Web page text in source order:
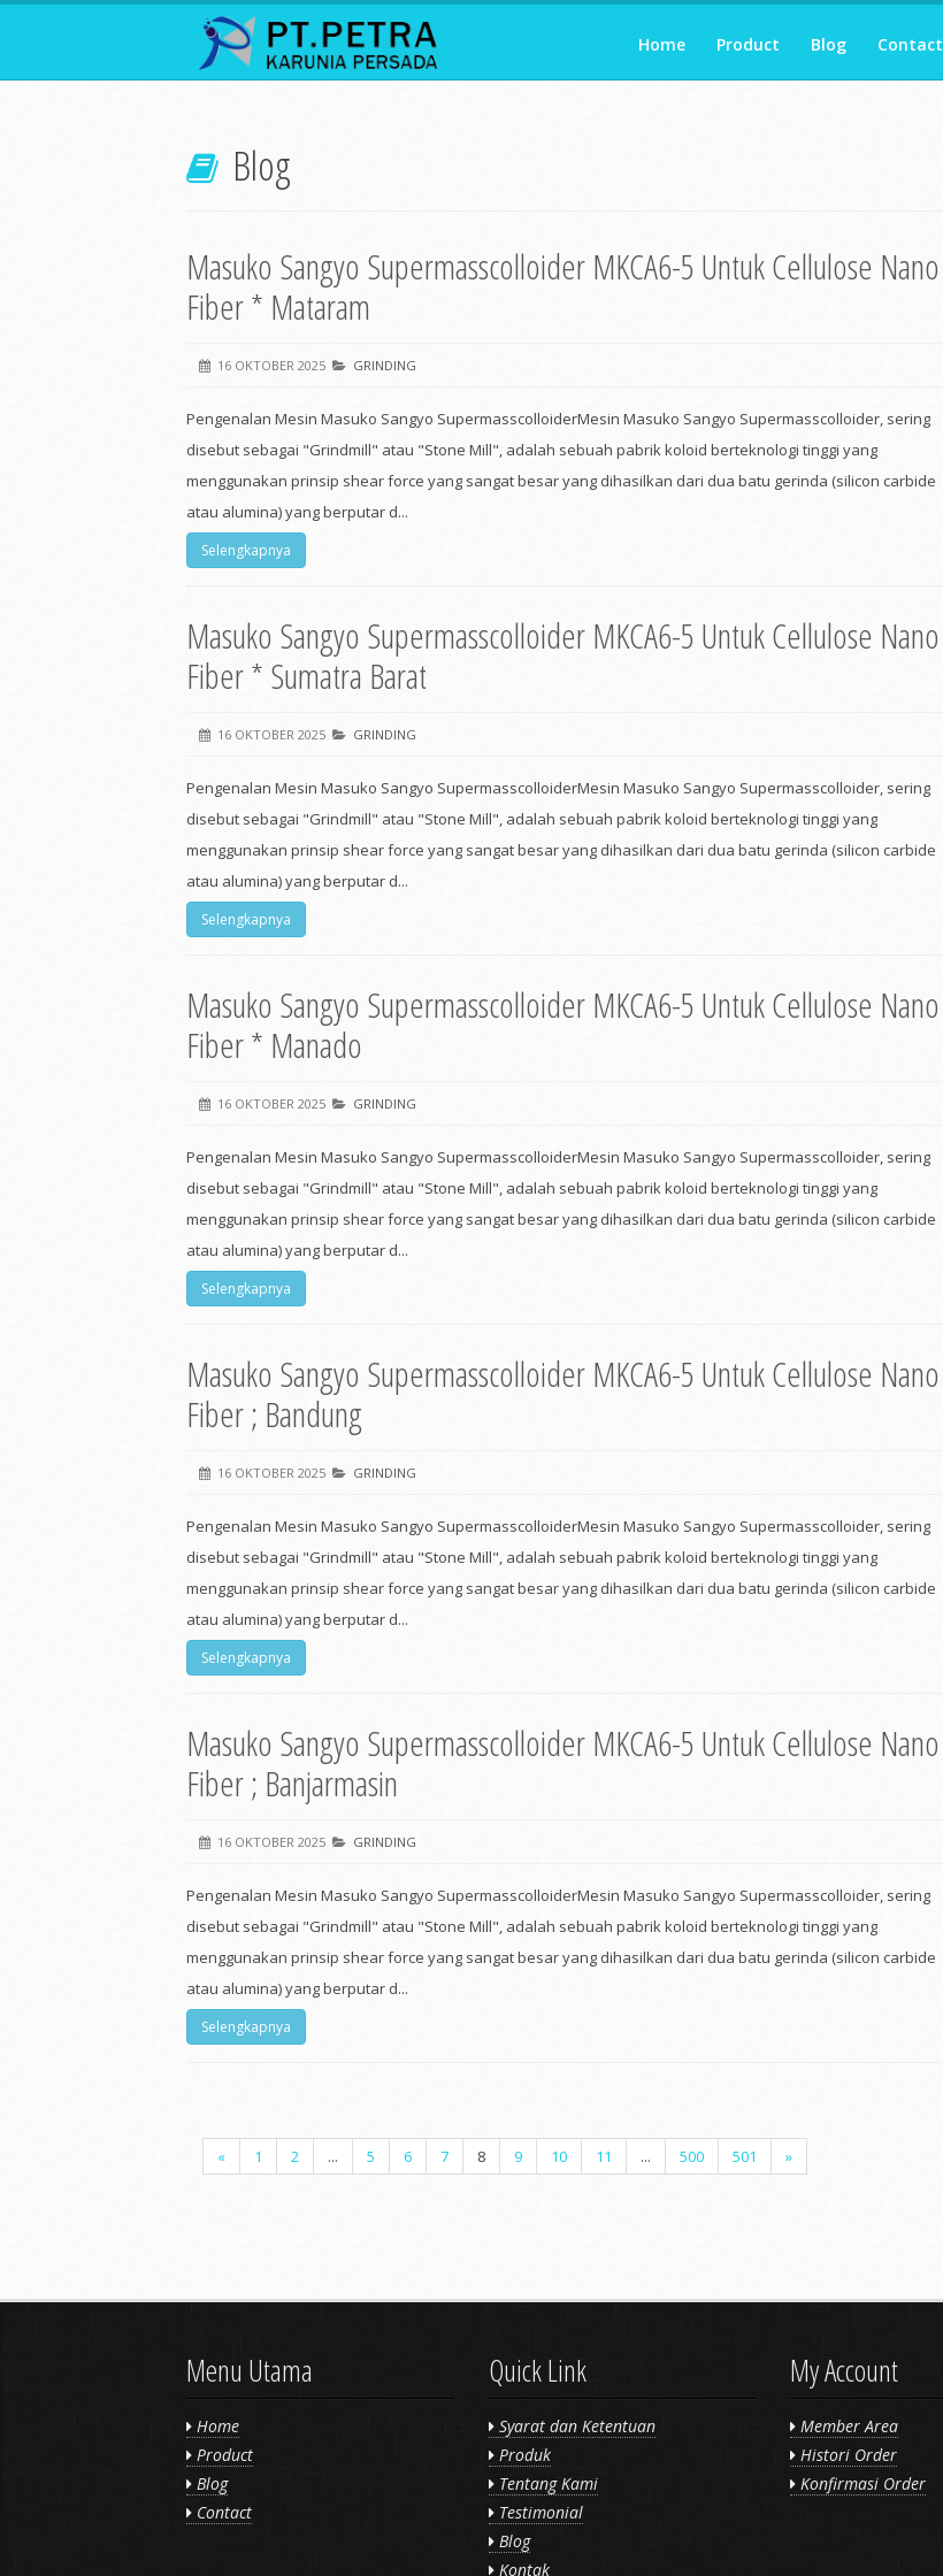
Home Product Blog Contact
Blog
Masuko Sangyo Supermasscolloider MKCA6-5 Untuk Cellulose Nano
Fiber * Mataram
16 OKTOBER 2025 GRINDING
Pengenalan Mesin Masuko Sangyo SupermasscolloiderMesin Masuko Sangyo Supermasscolloider, sering
disebut sebagai "Grindmill" atau "Stone Mill", adalah sebuah pabrik koloid berteknologi tinggi yang
menggunakan prinsip shear force yang sangat besar yang dihasilkan dari dua batu gerinda (silicon carbide
atau alumina) yang berputar d...
Selengkapnya
Masuko Sangyo Supermasscolloider MKCA6-5 Untuk Cellulose Nano
Fiber * Sumatra Barat
16 OKTOBER 2025 GRINDING
Pengenalan Mesin Masuko Sangyo SupermasscolloiderMesin Masuko Sangyo Supermasscolloider, sering
disebut sebagai "Grindmill" atau "Stone Mill", adalah sebuah pabrik koloid berteknologi tinggi yang
menggunakan prinsip shear force yang sangat besar yang dihasilkan dari dua batu gerinda (silicon carbide
atau alumina) yang berputar d...
Selengkapnya
Masuko Sangyo Supermasscolloider MKCA6-5 Untuk Cellulose Nano
Fiber * Manado
16 OKTOBER 2025 GRINDING
Pengenalan Mesin Masuko Sangyo SupermasscolloiderMesin Masuko Sangyo Supermasscolloider, sering
disebut sebagai "Grindmill" atau "Stone Mill", adalah sebuah pabrik koloid berteknologi tinggi yang
menggunakan prinsip shear force yang sangat besar yang dihasilkan dari dua batu gerinda (silicon carbide
atau alumina) yang berputar d...
Selengkapnya
Masuko Sangyo Supermasscolloider MKCA6-5 Untuk Cellulose Nano
Fiber ; Bandung
16 OKTOBER 2025 GRINDING
Pengenalan Mesin Masuko Sangyo SupermasscolloiderMesin Masuko Sangyo Supermasscolloider, sering
disebut sebagai "Grindmill" atau "Stone Mill", adalah sebuah pabrik koloid berteknologi tinggi yang
menggunakan prinsip shear force yang sangat besar yang dihasilkan dari dua batu gerinda (silicon carbide
atau alumina) yang berputar d...
Selengkapnya
Masuko Sangyo Supermasscolloider MKCA6-5 Untuk Cellulose Nano
Fiber ; Banjarmasin
16 OKTOBER 2025 GRINDING
Pengenalan Mesin Masuko Sangyo SupermasscolloiderMesin Masuko Sangyo Supermasscolloider, sering
disebut sebagai "Grindmill" atau "Stone Mill", adalah sebuah pabrik koloid berteknologi tinggi yang
menggunakan prinsip shear force yang sangat besar yang dihasilkan dari dua batu gerinda (silicon carbide
atau alumina) yang berputar d...
Selengkapnya
« 1 2 ... 5 6 7 8 9 10 11 ... 500 501 »
Menu Utama
Home
Product
Blog
Contact
Quick Link
Syarat dan Ketentuan
Produk
Tentang Kami
Testimonial
Blog
Kontak
My Account
Member Area
Histori Order
Konfirmasi Order